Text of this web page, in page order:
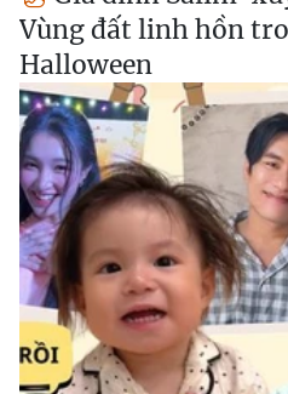
Vùng đất linh hồn
Halloween